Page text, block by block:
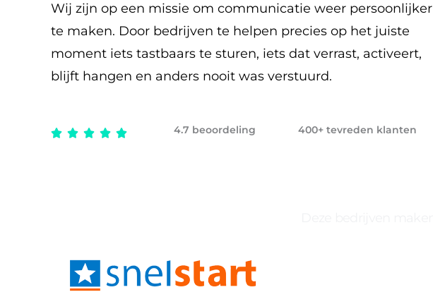
Wij zijn op een missie om communicatie weer persoonlijker
te maken. Door bedrijven te helpen precies op het juiste
moment iets tastbaars te sturen, iets dat verrast, activeert,
blijft hangen en anders nooit was verstuurd.
4.7 beoordeling 400+ tevreden klanten